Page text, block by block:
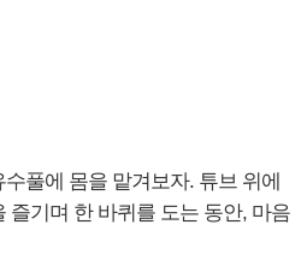
풀에 몸을 맡겨보자. 튜브 위에
즐기며 한 바퀴를 도는 동안, 마음